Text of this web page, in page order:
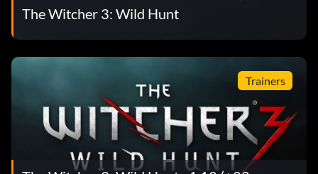
The Witcher 3: Wild Hunt
Trainers